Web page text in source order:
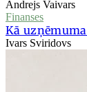
Andrejs Vaivars
Finanses
Kā
Ivars Sviridovs